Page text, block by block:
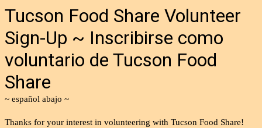
Tucson Food Share Volunteer
Sign-Up ~ Inscribirse como
voluntario de Tucson Food
Share
~ español abajo ~
Thanks for your interest in volunteering with Tucson Food Share!